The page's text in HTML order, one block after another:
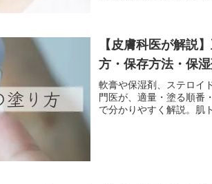
【皮膚科医が解説
方・保存方法・保
軟膏や保湿剤、ステロイ
門医が、適量・塗る順番
で分かりやすく解説。肌